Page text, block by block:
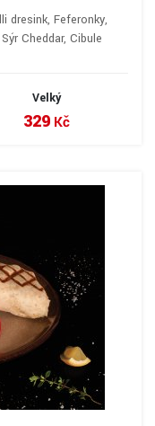
dresink, Feferonky,
Cheddar, Cibule
Velký
329 Kč